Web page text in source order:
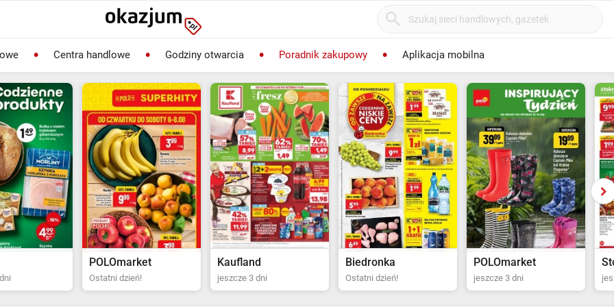
Centra handlowe Godziny otwarcia Poradnik zakupowy Aplikacja mobilna
Kaufland
jeszcze 3 dni
Biedronka
Ostatni dzień!
POLOmarket
jeszcze 3 dni jeszcze 4 dni za